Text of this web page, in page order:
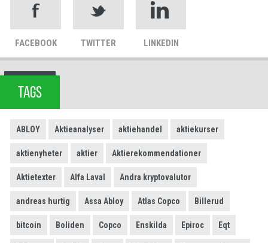
FACEBOOK TWITTER LINKEDIN
TAGS
ABLOY Aktieanalyser aktiehandel aktiekurser
aktienyheter aktier Aktierekommendationer
Aktietexter Alfa Laval Andra kryptovalutor
andreas hurtig Assa Abloy Atlas Copco Billerud
bitcoin Boliden Copco Enskilda Epiroc Eqt